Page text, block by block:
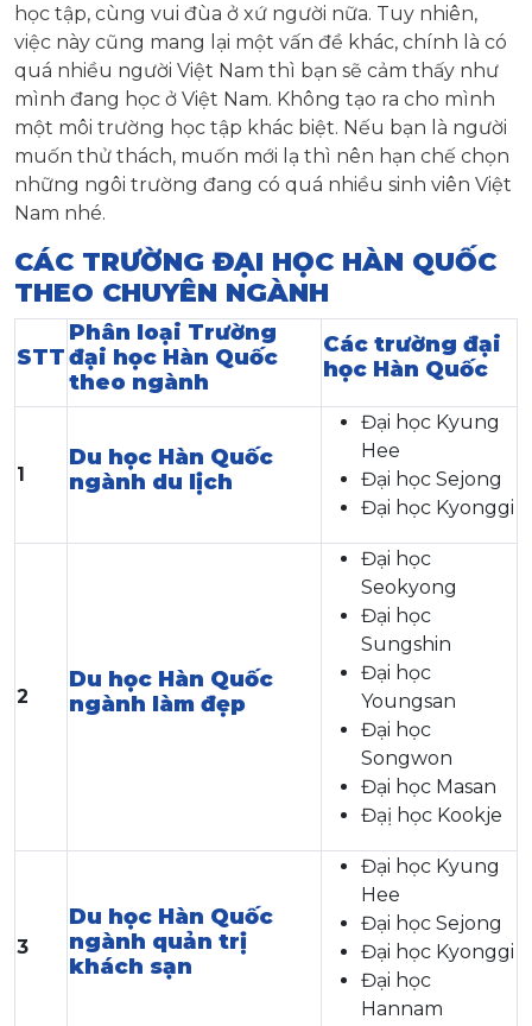
học tập, cùng vui đùa ở xứ người nữa. Tuy nhiên,
việc này cũng mang lại một vấn đề khác, chính là có
quá nhiều người Việt Nam thì bạn sẽ cảm thấy như
mình đang học ở Việt Nam. Không tạo ra cho mình
một môi trường học tập khác biệt. Nếu bạn là người
muốn thử thách, muốn mới lạ thì nên hạn chế chọn
những ngôi trường đang có quá nhiều sinh viên Việt
Nam nhé.
CÁC TRƯỜNG ĐẠI HỌC HÀN QUỐC
THEO CHUYÊN NGÀNH
STT
Phân loại Trường
đại học Hàn Quốc
theo ngành
Các trường đại
học Hàn Quốc
1
Du học Hàn Quốc
ngành du lịch
Đại học Kyung
Hee
Đại học Sejong
Đại học Kyonggi
2
Du học Hàn Quốc
ngành làm đẹp
Đại học
Seokyong
Đại học
Sungshin
Đại học
Youngsan
Đại học
Songwon
Đại học Masan
Đạị học Kookje
3
Du học Hàn Quốc
ngành quản trị
khách sạn
Đại học Kyung
Hee
Đại học Sejong
Đại học Kyonggi
Đại học
Hannam